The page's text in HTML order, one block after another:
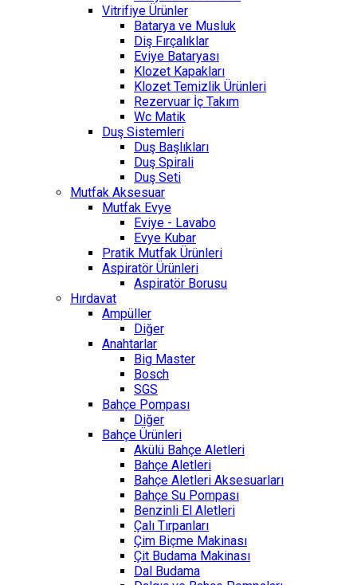
Vitrifiye Ürünler
Batarya ve Musluk
Diş Fırçalıklar
Eviye Bataryası
Klozet Kapakları
Klozet Temizlik Ürünleri
Rezervuar İç Takım
Wc Matik
Duş Sistemleri
Duş Başlıkları
Duş Spirali
Duş Seti
Mutfak Aksesuar
Mutfak Evye
Eviye - Lavabo
Evye Kubar
Pratik Mutfak Ürünleri
Aspiratör Ürünleri
Aspiratör Borusu
Hırdavat
Ampüller
Diğer
Anahtarlar
Big Master
Bosch
SGS
Bahçe Pompası
Diğer
Bahçe Ürünleri
Akülü Bahçe Aletleri
Bahçe Aletleri
Bahçe Aletleri Aksesuarları
Bahçe Su Pompası
Benzinli El Aletleri
Çalı Tırpanları
Çim Biçme Makinası
Çit Budama Makinası
Dal Budama